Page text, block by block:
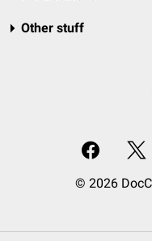
Other stuff
© 2026